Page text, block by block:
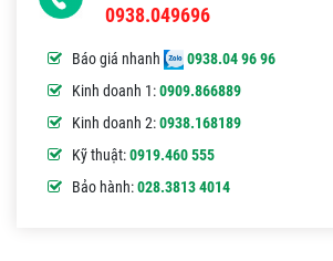
0938.049696
Báo giá nhanh
0938.04 96 96
Kinh doanh 1:0909.866889
Kinh doanh 2:0938.168189
Kỹ thuật:0919.460 555
Bảo hành:028.3813 4014